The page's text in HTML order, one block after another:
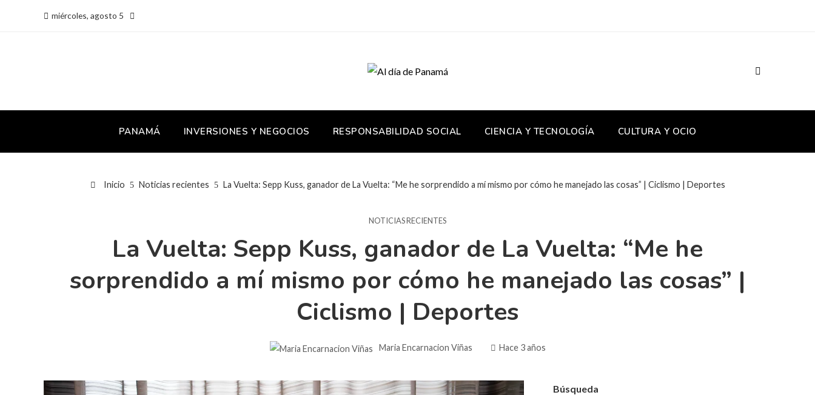
miércoles, agosto 5
PANAMÁ INVERSIONES Y NEGOCIOS RESPONSABILIDAD SOCIAL CIENCIA Y TECNOLOGÍA CULTURA Y OCIO
Inicio Noticias recientes La Vuelta: Sepp Kuss, ganador de La Vuelta: “Me he sorprendido a mí mismo por cómo he manejado las cosas” | Ciclismo | Deportes
NOTICIAS RECIENTES
La Vuelta: Sepp Kuss, ganador de La Vuelta: “Me he
sorprendido a mí mismo por cómo he manejado las cosas” |
Ciclismo | Deportes
Maria Encarnacion Viñas Hace 3 años
Búsqueda